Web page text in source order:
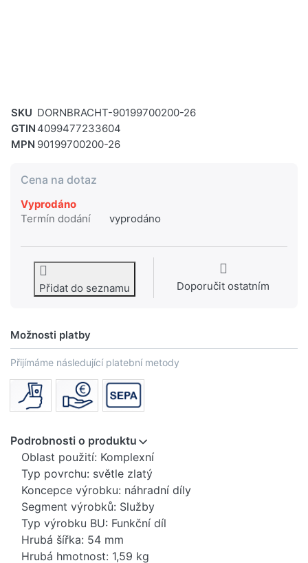
SKU DORNBRACHT-90199700200-26
GTIN 4099477233604
MPN 90199700200-26
Cena na dotaz
Vyprodáno
Termín dodání
vyprodáno
Přidat do seznamu Doporučit ostatním
Možnosti platby
Přijímáme následující platební metody
Podrobnosti o produktu
Oblast použití: Komplexní
Typ povrchu: světle zlatý
Koncepce výrobku: náhradní díly
Segment výrobků: Služby
Typ výrobku BU: Funkční díl
Hrubá šířka: 54 mm
Hrubá hmotnost: 1,59 kg